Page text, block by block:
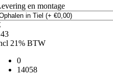
en montage
21% BTW
0
14058